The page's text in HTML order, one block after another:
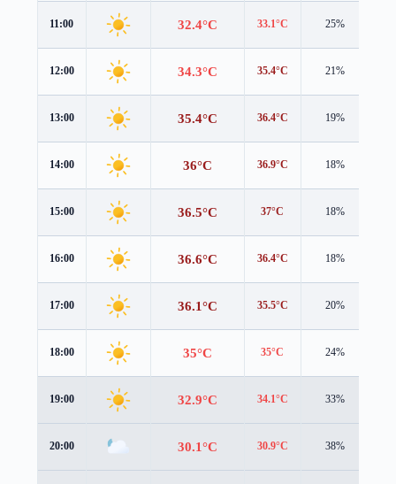
11:00 32.4°C 33.1°C 25%
12:00 34.3°C 35.4°C 21%
13:00 35.4°C 36.4°C 19%
14:00 36°C 36.9°C 18%
15:00 36.5°C 37°C 18%
16:00 36.6°C 36.4°C 18%
17:00 36.1°C 35.5°C 20%
18:00 35°C 35°C 24%
19:00 32.9°C 34.1°C 33%
20:00 30.1°C 30.9°C 38%